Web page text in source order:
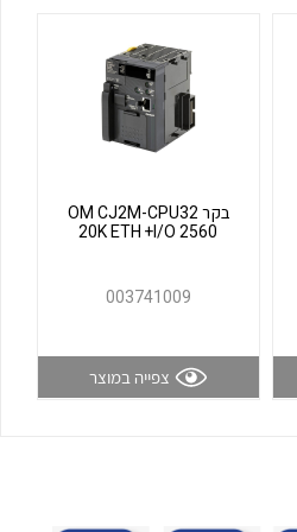
לכל מוצרי היצרן
בקר OM CJ2M-CPU32
20K ETH +I/O 2560
003741009
צפייה במוצר